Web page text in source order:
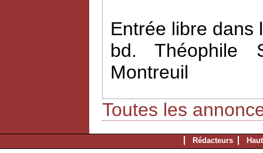
Entrée libre dans
bd. Théophile
Montreuil
Toutes les
Rédacteurs